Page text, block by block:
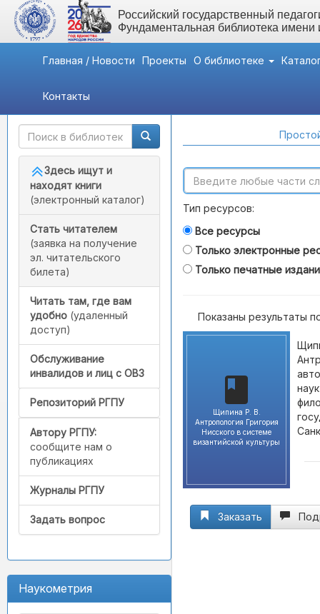
Российский государственный
Фундаментальная библиотека
Главная / Новости Проекты О библиотеке
Контакты
Быстрый доступ
Здесь ищут и
находят книги
(электронный каталог)
Стать читателем
(заявка на получение
эл. читательского
билета)
Читать там, где вам
удобно (удаленный
доступ)
Обслуживание
инвалидов и лиц с ОВЗ
Репозиторий РГПУ
Автору РГПУ:
сообщите нам о
публикациях
Журналы РГПУ
Задать вопрос
Наукометрия
Тип ресурсов:
Все ресурсы
Только электронные
Только печатные
Показаны результаты
Щипина Р. В.
Антропология Григория
Нисского в системе
византийской культуры
Заказать